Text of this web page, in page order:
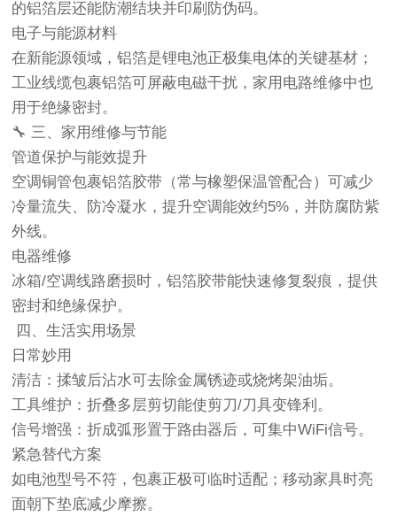
的铝箔层还能防潮结块并印刷防伪码‌。
电子与能源材料‌
在新能源领域，铝箔是锂电池正极集电体的关键基材；
工业线缆包裹铝箔可屏蔽电磁干扰，家用电路维修中也
用于绝缘密封‌。
🔧 ‌三、家用维修与节能‌
管道保护与能效提升‌
空调铜管包裹铝箔胶带（常与橡塑保温管配合）可减少
冷量流失、防冷凝水，提升空调能效约5%，并防腐防紫
外线‌。
电器维修‌
冰箱/空调线路磨损时，铝箔胶带能快速修复裂痕，提供
密封和绝缘保护‌。
️ ‌四、生活实用场景‌
日常妙用‌
清洁‌：揉皱后沾水可去除金属锈迹或烧烤架油垢‌。
工具维护‌：折叠多层剪切能使剪刀/刀具变锋利‌。
信号增强‌：折成弧形置于路由器后，可集中WiFi信号‌。
紧急替代方案‌
如电池型号不符，包裹正极可临时适配；移动家具时亮
面朝下垫底减少摩擦‌。